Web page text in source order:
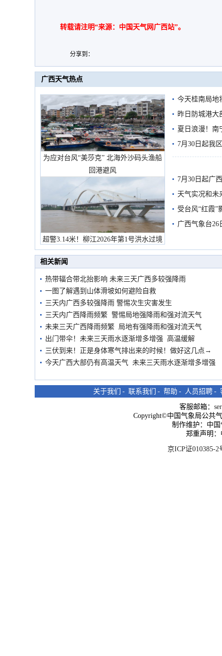
转载请注明“来源：中国天气网广西站”。
分享到：
广西天气热点
为应对台风“美莎克” 北海外沙码头渔船
回港避风
超警3.14米！柳江2026年第1号洪水过境
市民在堤岸见证汛况
今天桂南局地
需继续防范
昨日防城港大
雨
夏日浪漫！南
7月30日起我
7月30日起广
天气实况和未
受台风“红霞”
有较强降雨
广西气象台26
相关新闻
热带辐合带北抬影响 未来三天广西多较强降雨
一图了解遇到山体滑坡如何避险自救
三天内广西多较强降雨 警惕次生灾害发生
三天内广西降雨频繁 警惕局地强降雨和强对流天气
未来三天广西降雨频繁 局地有强降雨和强对流天气
出门带伞！未来三天雨水逐渐增多增强 高温缓解
三伏到来！正是身体寒气排出来的时候！做好这几点→
今天广西大部仍有高温天气 未来三天雨水逐渐增多增强
关于我们 - 联系我们 - 帮助 - 人员招聘 -
客服邮箱：
Copyright©中国气象局公共
制作维护：中
郑重声明
京ICP证010385-2